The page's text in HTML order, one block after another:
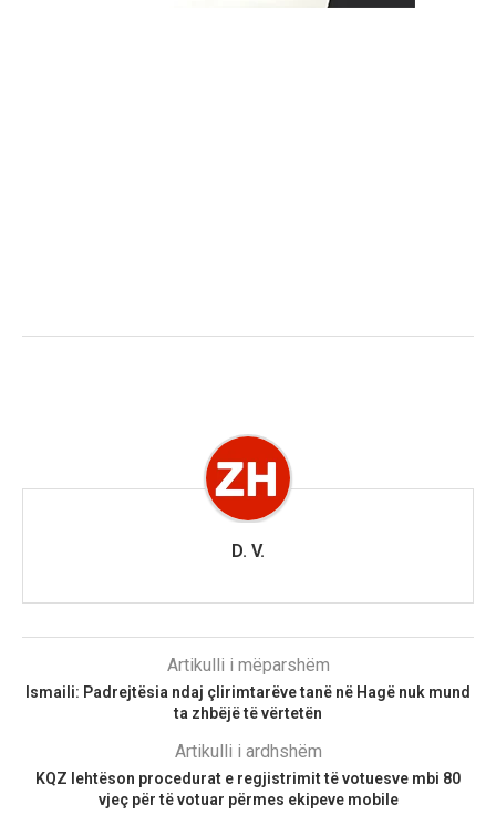
D. V.
Artikulli i mëparshëm
Ismaili: Padrejtësia ndaj çlirimtarëve tanë në Hagë nuk mund
ta zhbëjë të vërtetën
Artikulli i ardhshëm
KQZ lehtëson procedurat e regjistrimit të votuesve mbi 80
vjeç për të votuar përmes ekipeve mobile